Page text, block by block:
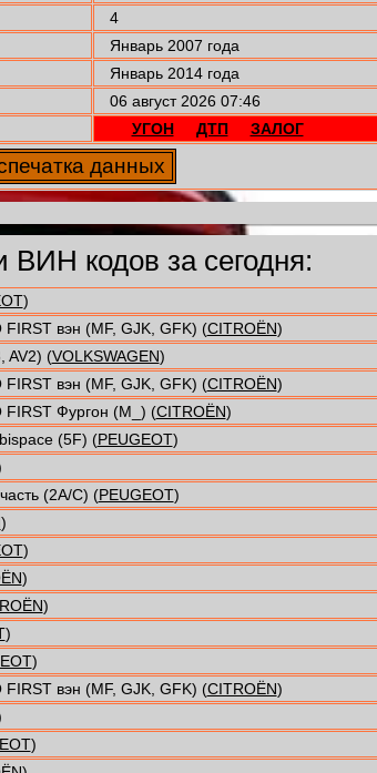
4
Январь 2007 года
Январь 2014 года
06 август 2026 07:46
УГОН ДТП ЗАЛОГ
кодов за сегодня:
)
FIRST вэн (MF, GJK, GFK) (CITROËN)
AV2) (VOLKSWAGEN)
FIRST вэн (MF, GJK, GFK) (CITROËN)
FIRST Фургон (M_) (CITROËN)
(5F) (PEUGEOT)
(2A/C) (PEUGEOT)
)
)
)
)
)
)
FIRST вэн (MF, GJK, GFK) (CITROËN)
)